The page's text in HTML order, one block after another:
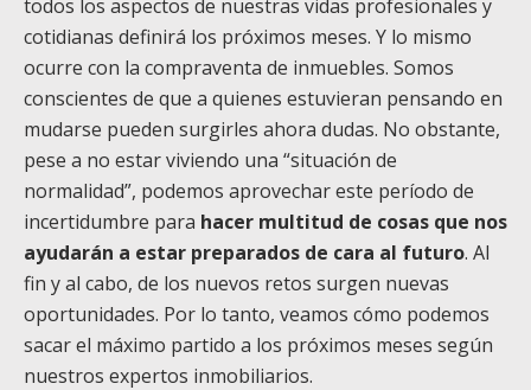
todos los aspectos de nuestras vidas profesionales y
cotidianas definirá los próximos meses. Y lo mismo
ocurre con la compraventa de inmuebles. Somos
conscientes de que a quienes estuvieran pensando en
mudarse pueden surgirles ahora dudas. No obstante,
pese a no estar viviendo una “situación de
normalidad”, podemos aprovechar este período de
incertidumbre para hacer multitud de cosas que nos
ayudarán a estar preparados de cara al futuro. Al
fin y al cabo, de los nuevos retos surgen nuevas
oportunidades. Por lo tanto, veamos cómo podemos
sacar el máximo partido a los próximos meses según
nuestros expertos inmobiliarios.